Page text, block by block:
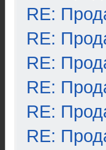
RE:
RE:
RE:
RE:
RE:
RE: